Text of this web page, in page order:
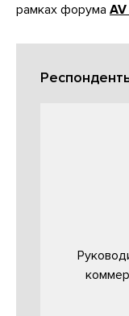
рамках форума